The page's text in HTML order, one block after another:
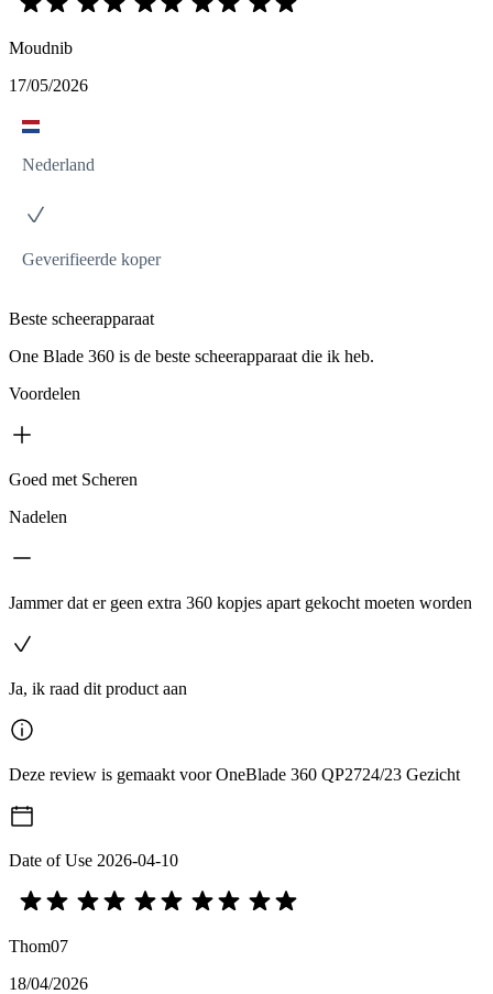
Moudnib
17/05/2026
Nederland
Geverifieerde koper
Beste scheerapparaat
One Blade 360 is de beste scheerapparaat die ik heb.
Voordelen
Goed met Scheren
Nadelen
Jammer dat er geen extra 360 kopjes apart gekocht moeten worden
Ja, ik raad dit product aan
Deze review is gemaakt voor OneBlade 360 QP2724/23 Gezicht
Date of Use 2026-04-10
Thom07
18/04/2026